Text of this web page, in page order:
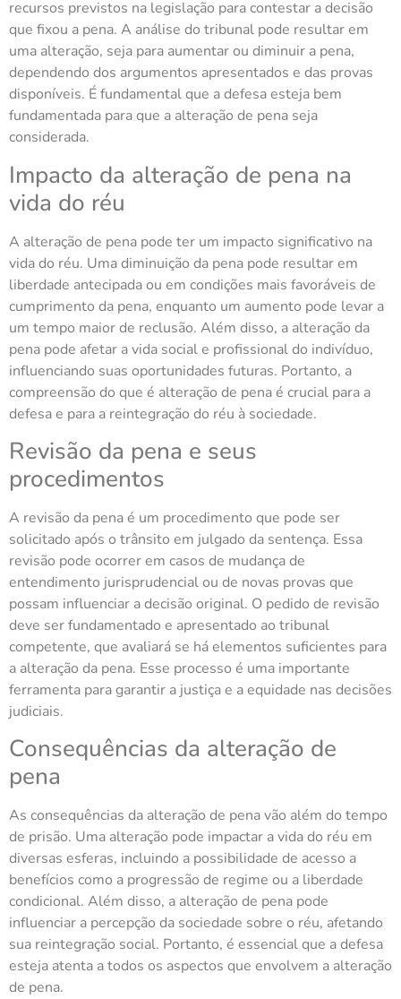
recursos previstos na legislação para contestar a decisão
que fixou a pena. A análise do tribunal pode resultar em
uma alteração, seja para aumentar ou diminuir a pena,
dependendo dos argumentos apresentados e das provas
disponíveis. É fundamental que a defesa esteja bem
fundamentada para que a alteração de pena seja
considerada.
Impacto da alteração de pena na
vida do réu
A alteração de pena pode ter um impacto significativo na
vida do réu. Uma diminuição da pena pode resultar em
liberdade antecipada ou em condições mais favoráveis de
cumprimento da pena, enquanto um aumento pode levar a
um tempo maior de reclusão. Além disso, a alteração da
pena pode afetar a vida social e profissional do indivíduo,
influenciando suas oportunidades futuras. Portanto, a
compreensão do que é alteração de pena é crucial para a
defesa e para a reintegração do réu à sociedade.
Revisão da pena e seus
procedimentos
A revisão da pena é um procedimento que pode ser
solicitado após o trânsito em julgado da sentença. Essa
revisão pode ocorrer em casos de mudança de
entendimento jurisprudencial ou de novas provas que
possam influenciar a decisão original. O pedido de revisão
deve ser fundamentado e apresentado ao tribunal
competente, que avaliará se há elementos suficientes para
a alteração da pena. Esse processo é uma importante
ferramenta para garantir a justiça e a equidade nas decisões
judiciais.
Consequências da alteração de
pena
As consequências da alteração de pena vão além do tempo
de prisão. Uma alteração pode impactar a vida do réu em
diversas esferas, incluindo a possibilidade de acesso a
benefícios como a progressão de regime ou a liberdade
condicional. Além disso, a alteração de pena pode
influenciar a percepção da sociedade sobre o réu, afetando
sua reintegração social. Portanto, é essencial que a defesa
esteja atenta a todos os aspectos que envolvem a alteração
de pena.